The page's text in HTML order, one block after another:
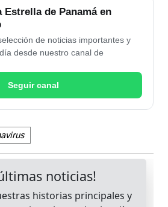
Estrella de Panamá en
de noticias importantes y
desde nuestro canal de
Seguir canal